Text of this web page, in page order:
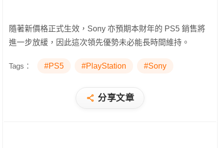
隨著新價格正式生效，Sony 亦預期本財年的 PS5 銷售將
進一步放緩，因此這次領先優勢未必能長時間維持。
Tags： #PS5 #PlayStation #Sony
分享文章